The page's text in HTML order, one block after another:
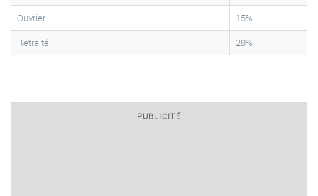
Ouvrier
15%
Retraité
28%
PUBLICITÉ